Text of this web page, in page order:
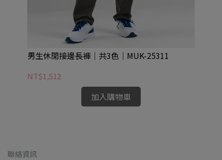
男生休閒接邊長褲｜共3色｜MUK-25311
NT$1,512
加入購物車
聯絡資訊